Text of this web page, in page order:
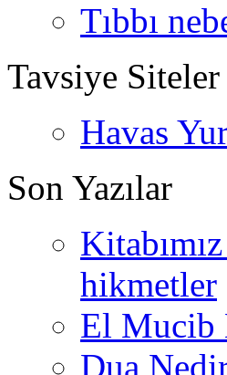
Tıbbı
Tavsiye Siteler
Havas
Son Yazılar
hikmetler
El Mucib
Dua